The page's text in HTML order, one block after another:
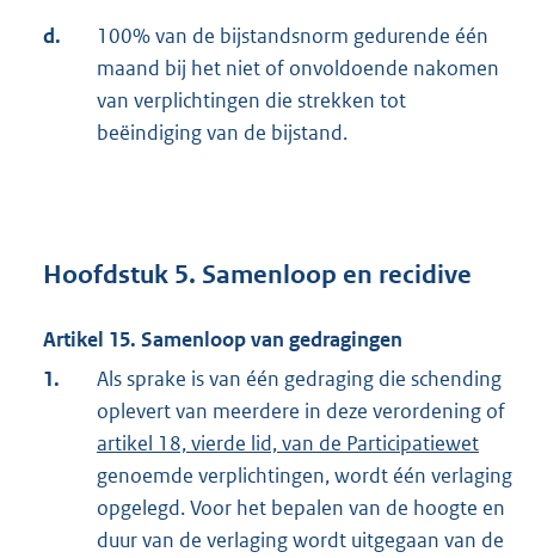
d.
100% van de bijstandsnorm gedurende één
maand bij het niet of onvoldoende nakomen
van verplichtingen die strekken tot
beëindiging van de bijstand.
Hoofdstuk 5. Samenloop en recidive
Artikel 15. Samenloop van gedragingen
1.
Als sprake is van één gedraging die schending
oplevert van meerdere in deze verordening of
artikel 18, vierde lid, van de Participatiewet
genoemde verplichtingen, wordt één verlaging
opgelegd. Voor het bepalen van de hoogte en
duur van de verlaging wordt uitgegaan van de